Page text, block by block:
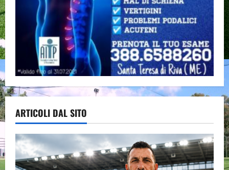
ARTICOLI DAL SITO